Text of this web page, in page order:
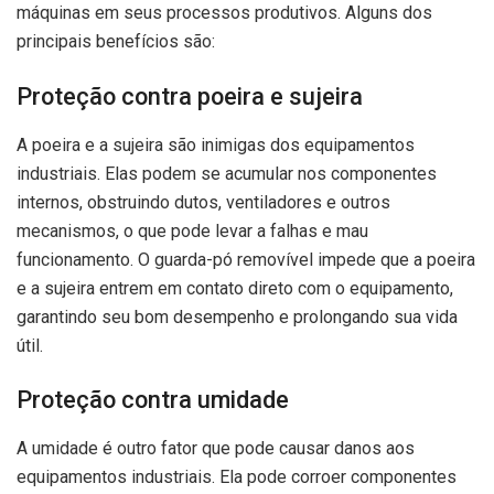
máquinas em seus processos produtivos. Alguns dos
principais benefícios são:
Proteção contra poeira e sujeira
A poeira e a sujeira são inimigas dos equipamentos
industriais. Elas podem se acumular nos componentes
internos, obstruindo dutos, ventiladores e outros
mecanismos, o que pode levar a falhas e mau
funcionamento. O guarda-pó removível impede que a poeira
e a sujeira entrem em contato direto com o equipamento,
garantindo seu bom desempenho e prolongando sua vida
útil.
Proteção contra umidade
A umidade é outro fator que pode causar danos aos
equipamentos industriais. Ela pode corroer componentes